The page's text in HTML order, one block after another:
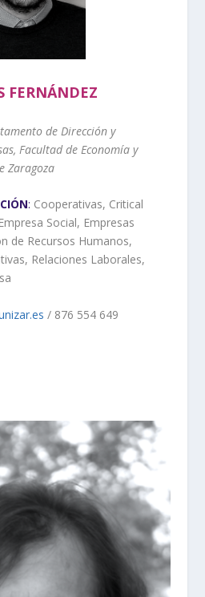
FERNÁNDEZ
de Dirección y
Facultad de Economía y
Zaragoza
: Cooperativas, Critical
Social, Empresas
de Recursos Humanos,
Relaciones Laborales,
/ 876 554 649